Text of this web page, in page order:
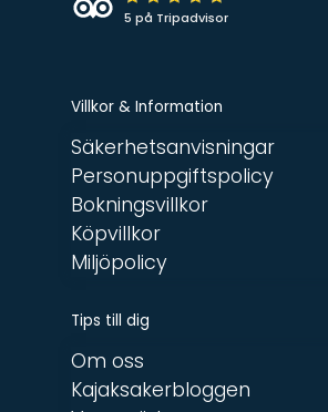
5 på Tripadvisor
Villkor & Information
Säkerhetsanvisningar
Personuppgiftspolicy
Bokningsvillkor
Köpvillkor
Miljöpolicy
Tips till dig
Om oss
Kajaksakerbloggen